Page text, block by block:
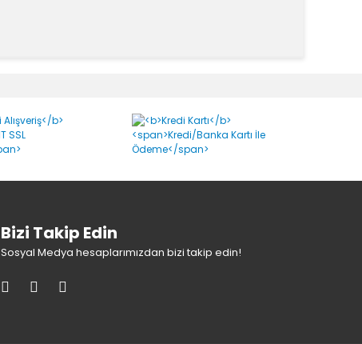
Bizi Takip Edin
Sosyal Medya hesaplarımızdan bizi takip edin!